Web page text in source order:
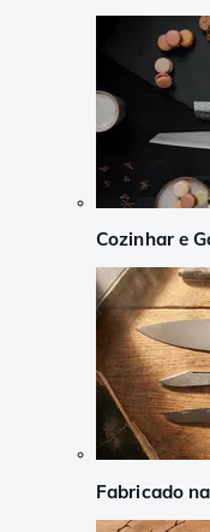
Cozinhar e
Fabricado